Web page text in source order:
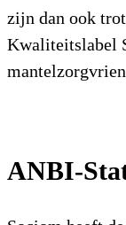
zijn dan ook
Kwaliteitslabel
ANBI-